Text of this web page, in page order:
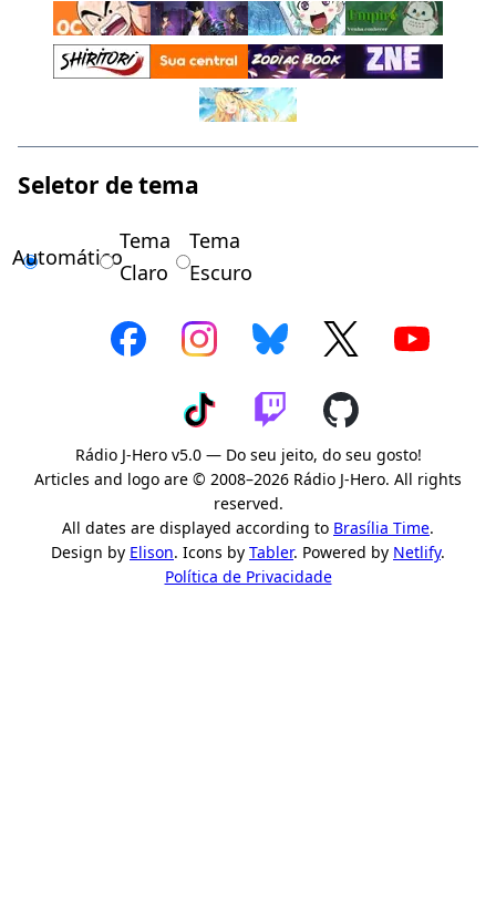
Seletor de tema
Automático
Tema
Claro
Tema
Escuro
Rádio J-Hero v5.0 — Do seu jeito, do seu gosto!
Articles and logo are © 2008–2026 Rádio J-Hero. All rights
reserved.
All dates are displayed according to Brasília Time.
Design by Elison. Icons by Tabler. Powered by Netlify.
Política de Privacidade